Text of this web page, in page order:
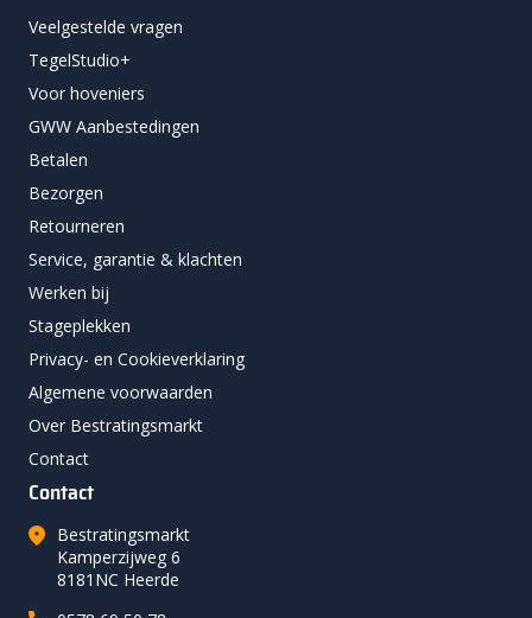
Veelgestelde vragen
TegelStudio+
Voor hoveniers
GWW Aanbestedingen
Betalen
Bezorgen
Retourneren
Service, garantie & klachten
Werken bij
Stageplekken
Privacy- en Cookieverklaring
Algemene voorwaarden
Over Bestratingsmarkt
Contact
Contact
Bestratingsmarkt
Kamperzijweg 6
8181NC Heerde